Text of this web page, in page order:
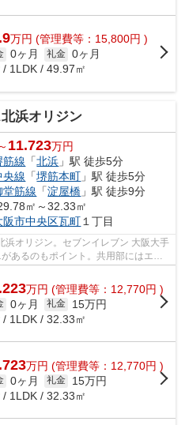
万円 (管理費等：15,800円 )
0ヶ月 礼金 0ヶ月
/ 1LDK / 49.97㎡
浜オリジン
11.723万円
筋線 「北浜 」駅 徒歩5分
央線 「堺筋本町 」駅 徒歩5分
堂筋線 「淀屋橋 」駅 徒歩9分
㎡～32.33㎡
阪市中央区瓦町１丁目
浜オリジン。セブンイレブン 大阪大手
あるのもポイント。共用部にはエレ
万円 (管理費等：12,770円 )
0ヶ月 礼金
15万円
/ 1LDK / 32.33㎡
万円 (管理費等：12,770円 )
0ヶ月 礼金
15万円
/ 1LDK / 32.33㎡